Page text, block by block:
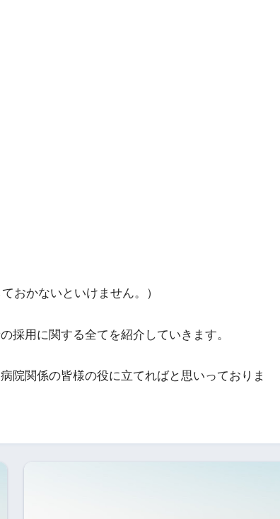
おかないといけません。）
採用に関する全てを紹介していきます。
院関係の皆様の役に立てればと思いっておりま